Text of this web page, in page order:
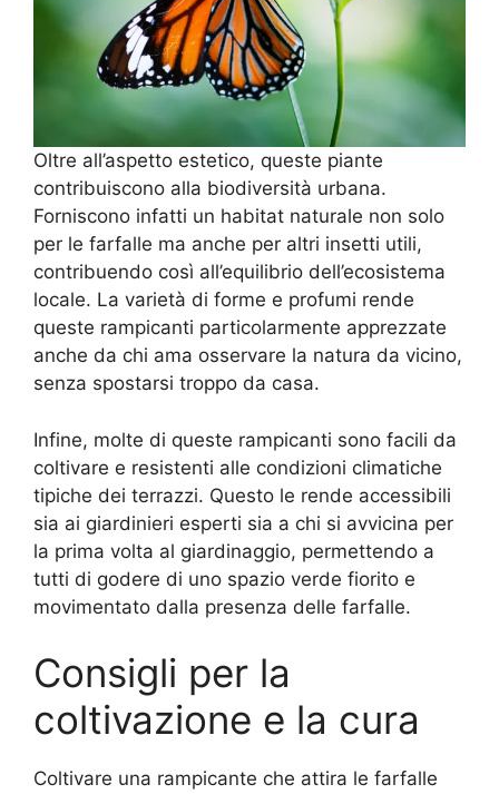
Oltre all’aspetto estetico, queste piante
contribuiscono alla biodiversità urbana.
Forniscono infatti un habitat naturale non solo
per le farfalle ma anche per altri insetti utili,
contribuendo così all’equilibrio dell’ecosistema
locale. La varietà di forme e profumi rende
queste rampicanti particolarmente apprezzate
anche da chi ama osservare la natura da vicino,
senza spostarsi troppo da casa.
Infine, molte di queste rampicanti sono facili da
coltivare e resistenti alle condizioni climatiche
tipiche dei terrazzi. Questo le rende accessibili
sia ai giardinieri esperti sia a chi si avvicina per
la prima volta al giardinaggio, permettendo a
tutti di godere di uno spazio verde fiorito e
movimentato dalla presenza delle farfalle.
Consigli per la
coltivazione e la cura
Coltivare una rampicante che attira le farfalle